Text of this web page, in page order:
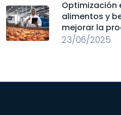
Optimización
alimentos y
mejorar la
23/06/2025